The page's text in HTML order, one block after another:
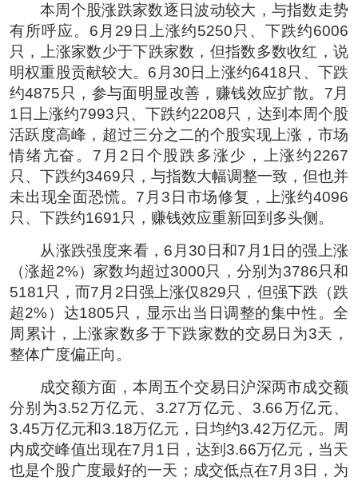
本周个股涨跌家数逐日波动较大，与指数走势
有所呼应。6月29日上涨约5250只、下跌约6006
只，上涨家数少于下跌家数，但指数多数收红，说
明权重股贡献较大。6月30日上涨约6418只、下跌
约4875只，参与面明显改善，赚钱效应扩散。7月
1日上涨约7993只、下跌约2208只，达到本周个股
活跃度高峰，超过三分之二的个股实现上涨，市场
情绪亢奋。7月2日个股跌多涨少，上涨约2267
只、下跌约3469只，与指数大幅调整一致，但也并
未出现全面恐慌。7月3日市场修复，上涨约4096
只、下跌约1691只，赚钱效应重新回到多头侧。
从涨跌强度来看，6月30日和7月1日的强上涨
（涨超2%）家数均超过3000只，分别为3786只和
5181只，而7月2日强上涨仅829只，但强下跌（跌
超2%）达1805只，显示出当日调整的集中性。全
周累计，上涨家数多于下跌家数的交易日为3天，
整体广度偏正向。
成交额方面，本周五个交易日沪深两市成交额
分别为3.52万亿元、3.27万亿元、3.66万亿元、
3.45万亿元和3.18万亿元，日均约3.42万亿元。周
内成交峰值出现在7月1日，达到3.66万亿元，当天
也是个股广度最好的一天；成交低点在7月3日，为